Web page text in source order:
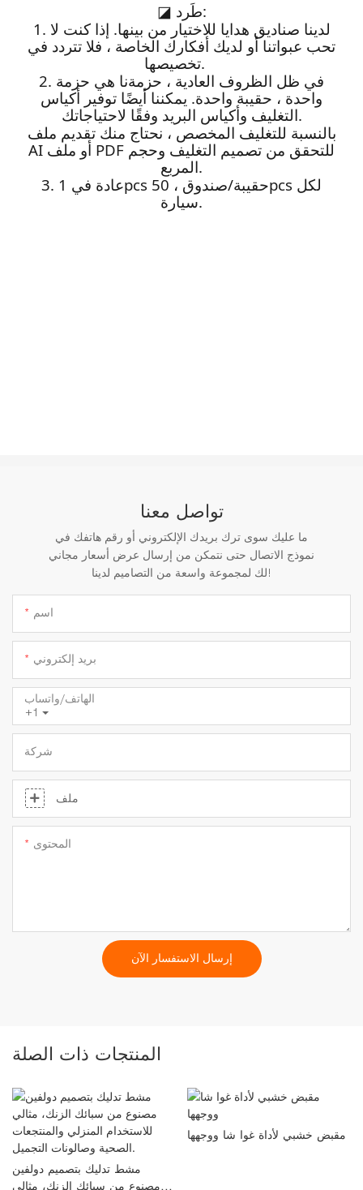
◪
طَرد:
1. لدينا صناديق هدايا للاختيار من بينها. إذا كنت لا
تحب عبواتنا أو لديك أفكارك الخاصة ، فلا تتردد في
تخصيصها.
2. في ظل الظروف العادية ، حزمةنا هي حزمة
واحدة ، حقيبة واحدة. يمكننا أيضًا توفير أكياس
التغليف وأكياس البريد وفقًا لاحتياجاتك.
بالنسبة للتغليف المخصص ، نحتاج منك تقديم ملف
AI أو ملف PDF للتحقق من تصميم التغليف وحجم
المربع.
3. عادة في 1pcs حقيبة/صندوق ، 50pcs لكل
سيارة.
تواصل معنا
ما عليك سوى ترك بريدك الإلكتروني أو رقم هاتفك في
نموذج الاتصال حتى نتمكن من إرسال عرض أسعار مجاني
لك لمجموعة واسعة من التصاميم لدينا!
اسم
بريد إلكتروني
+1
الهاتف/واتساب
شركة
ملف
المحتوى
إرسال الاستفسار الآن
المنتجات ذات الصلة
مشط تدليك بتصميم دولفين
مقبض خشبي لأداة غوا شا ووجهها